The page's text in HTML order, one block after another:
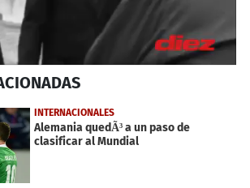
INTERNACIONALES
Alemania quedÃ³ a un paso de
clasificar al Mundial